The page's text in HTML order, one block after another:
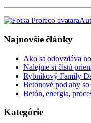
Najnovšie články
Ako sa odovzdáva
Nalejme si čistú
Rybníkový Family
Betónové podlahy
Betón, energia,
Kategórie